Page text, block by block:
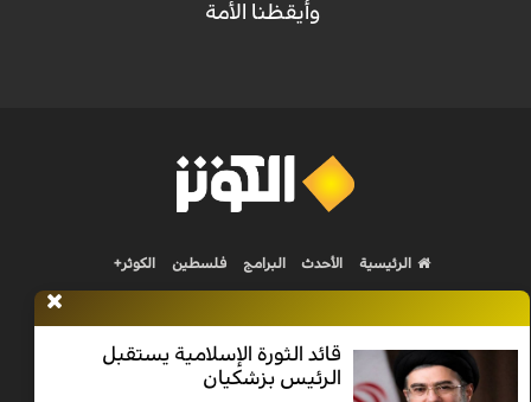
وأيقظنا الأمة
قائد الثورة الإسلامية يستقبل
الرئيس بزشكيان
الرئيسية الأحدث البرامج فلسطين الكوثر+